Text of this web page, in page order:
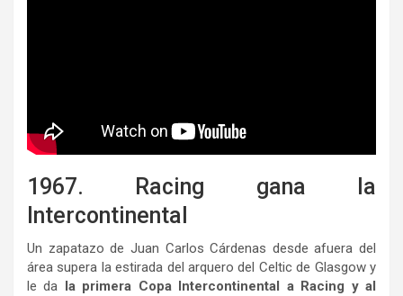
1967. Racing gana la
Intercontinental
Un zapatazo de Juan Carlos Cárdenas desde afuera del
área supera la estirada del arquero del Celtic de Glasgow y
le da
la primera Copa Intercontinental a Racing y al